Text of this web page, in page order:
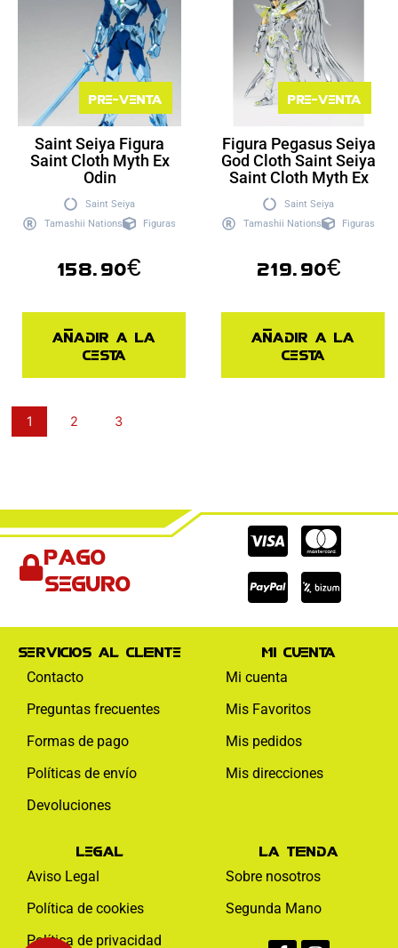
Pre-venta
Saint Seiya Figura
Saint Cloth Myth Ex
Odin
Saint Seiya
Tamashii Nations
Figuras
158.90€
Añadir a la
cesta
Pre-venta
Figura Pegasus Seiya
God Cloth Saint Seiya
Saint Cloth Myth Ex
Saint Seiya
Tamashii Nations
Figuras
219.90€
Añadir a la
cesta
1 2 3
Pago
seguro
Cc-
visa
Cc-
Cc-
paypal
Servicios al cliente
Contacto
Preguntas frecuentes
Formas de pago
Políticas de envío
Devoluciones
Mi cuenta
Mi cuenta
Mis Favoritos
Mis pedidos
Mis direcciones
Legal
Aviso Legal
Política de cookies
Política de privacidad
La tienda
Sobre nosotros
Segunda Mano